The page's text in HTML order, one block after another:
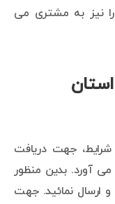
نیز به مشتری می
شرایط، جهت دریافت
آورد. بدین منظور
ارسال نمائید. جهت